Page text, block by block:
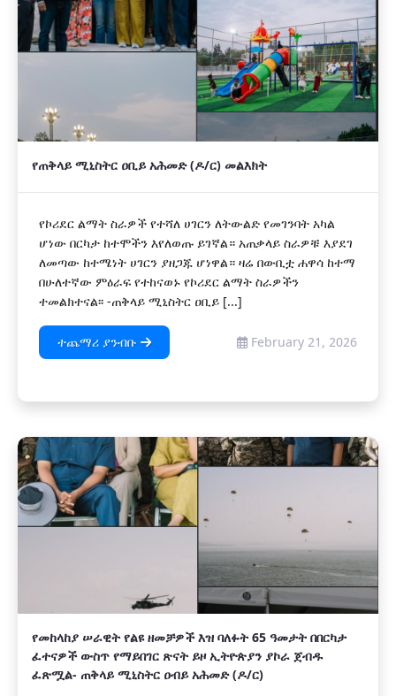
የጠቅላይ ሚኒስትር ዐቢይ አሕመድ (ዶ/ር) መልእክት
የኮሪደር ልማት ስራዎች የተሻለ ሀገርን ለትውልድ የመገንባት አካል
ሆነው በርካታ ከተሞችን እየለወጡ ይገኛል። አጠቃላይ ስራዎቹ እያደገ
ለመጣው ከተሜነት ሀገርን ያዘጋጁ ሆነዋል። ዛሬ በውቢቷ ሐዋሳ ከተማ
በሁለተኛው ምዕራፍ የተከናወኑ የኮሪደር ልማት ስራዎችን
ተመልክተናል፡፡ -ጠቅላይ ሚኒስትር ዐቢይ [...]
ተጨማሪ ያንብቡ February 21, 2026
የመከላከያ ሠራዊት የልዩ ዘመቻዎች እዝ ባለፉት 65 ዓመታት በበርካታ
ፈተናዎች ውስጥ የማይበገር ጽናት ይዞ ኢትዮጵያን ያኮራ ጀብዱ
ፈጽሟል- ጠቅላይ ሚኒስትር ዐብይ አሕመድ (ዶ/ር)